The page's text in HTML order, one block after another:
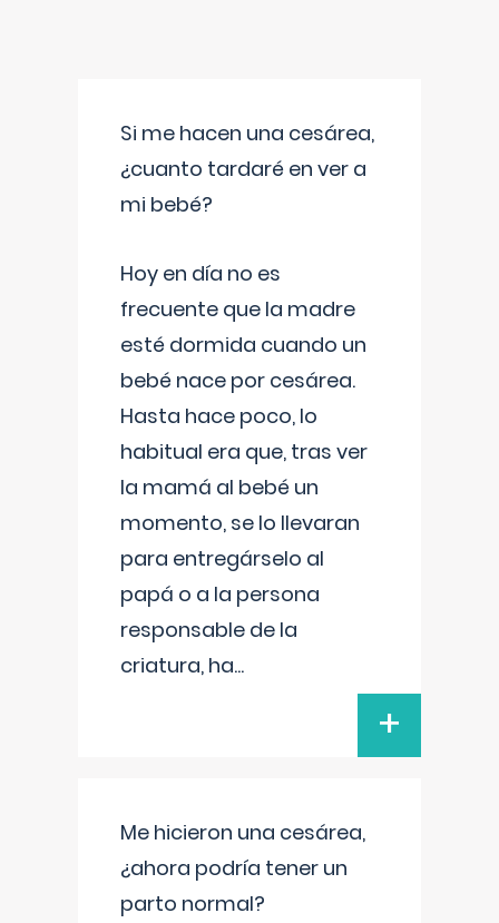
Si me hacen una cesárea,
¿cuanto tardaré en ver a
mi bebé?
Hoy en día no es
frecuente que la madre
esté dormida cuando un
bebé nace por cesárea.
Hasta hace poco, lo
habitual era que, tras ver
la mamá al bebé un
momento, se lo llevaran
para entregárselo al
papá o a la persona
responsable de la
criatura, ha...
+
Me hicieron una cesárea,
¿ahora podría tener un
parto normal?